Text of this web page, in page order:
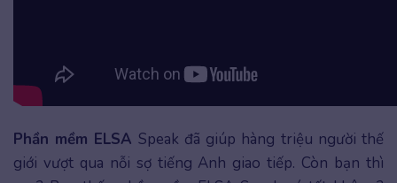
Phần mềm ELSA Speak đã giúp hàng triệu người thế
giới vượt qua nỗi sợ tiếng Anh giao tiếp. Còn bạn thì